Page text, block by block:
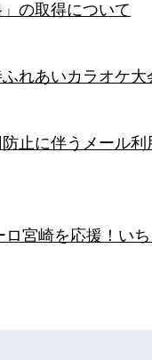
」の取得について
れあいカラオケ大
防止に伴うメール
ロ宮崎を応援！い